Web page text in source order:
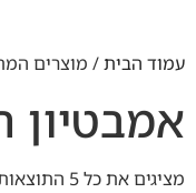
עמוד הבית/ מוצרים
מציגים את כל ⁦5⁩ התוצאות